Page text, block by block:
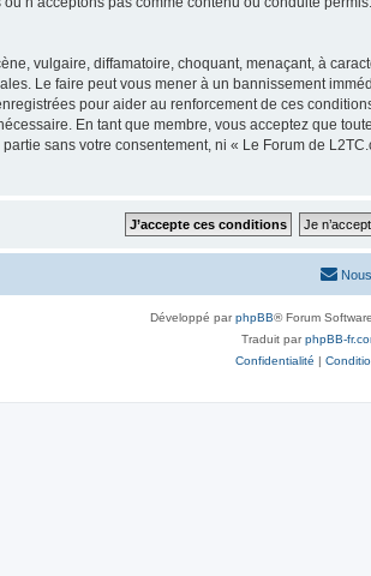
vulgaire, diffamatoire, choquant, menaçant, à
Le faire peut vous mener à un bannissement
pour aider au renforcement de ces
En tant que membre, vous acceptez que
sans votre consentement, ni « Le Forum de
Développé parphpBB® Forum
Traduit parphpBB-
Confidentialité |